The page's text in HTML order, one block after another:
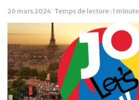
26 mars 2024 Temps de lecture : 1 minute